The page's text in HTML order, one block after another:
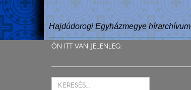
Hajdúdorogi Egyházmegye hírarchívum
ÖN ITT VAN JELENLEG: